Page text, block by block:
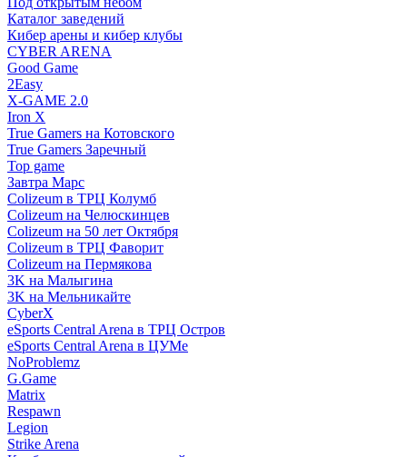
Каталог заведений
Кибер арены и кибер клубы
CYBER ARENA
Good Game
2Easy
X-GAME 2.0
Iron X
True Gamers на Котовского
True Gamers Заречный
Top game
Завтра Марс
Colizeum в ТРЦ Колумб
Colizeum на Челюскинцев
Colizeum на 50 лет Октября
Colizeum в ТРЦ Фаворит
Colizeum на Пермякова
3K на Малыгина
3K на Мельникайте
CyberX
eSports Central Arena в ТРЦ Остров
eSports Central Arena в ЦУМе
NoProblemz
G.Game
Matrix
Respawn
Legion
Strike Arena